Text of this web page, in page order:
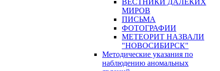
ВЕСТНИКИ ДАЛЕКИХ
МИРОВ
ПИСЬМА
ФОТОГРАФИИ
МЕТЕОРИТ НАЗВАЛИ
"НОВОСИБИРСК"
Методические указания по
наблюдению аномальных